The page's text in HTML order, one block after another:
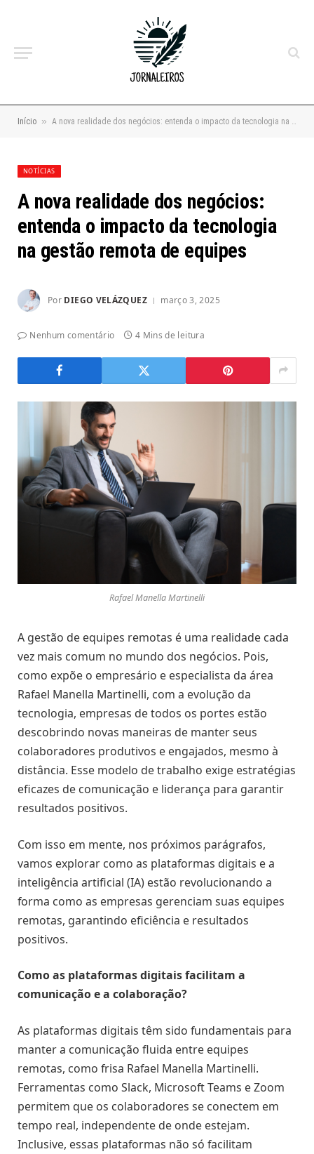
Início » A nova realidade dos negócios: entenda o impacto da tecnologia na gestão remota de equipes
NOTÍCIAS
A nova realidade dos negócios:
entenda o impacto da tecnologia
na gestão remota de equipes
Por DIEGO VELÁZQUEZ março 3, 2025
Nenhum comentário 4 Mins de leitura
Rafael Manella Martinelli
A gestão de equipes remotas é uma realidade cada
vez mais comum no mundo dos negócios. Pois,
como expõe o empresário e especialista da área
Rafael Manella Martinelli, com a evolução da
tecnologia, empresas de todos os portes estão
descobrindo novas maneiras de manter seus
colaboradores produtivos e engajados, mesmo à
distância. Esse modelo de trabalho exige estratégias
eficazes de comunicação e liderança para garantir
resultados positivos.
Com isso em mente, nos próximos parágrafos,
vamos explorar como as plataformas digitais e a
inteligência artificial (IA) estão revolucionando a
forma como as empresas gerenciam suas equipes
remotas, garantindo eficiência e resultados
positivos.
Como as plataformas digitais facilitam a
comunicação e a colaboração?
As plataformas digitais têm sido fundamentais para
manter a comunicação fluida entre equipes
remotas, como frisa Rafael Manella Martinelli.
Ferramentas como Slack, Microsoft Teams e Zoom
permitem que os colaboradores se conectem em
tempo real, independente de onde estejam.
Inclusive, essas plataformas não só facilitam